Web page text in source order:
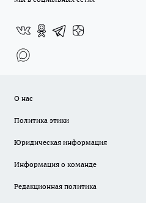
О нас
Политика этики
Юридическая информация
Информация о команде
Редакционная политика